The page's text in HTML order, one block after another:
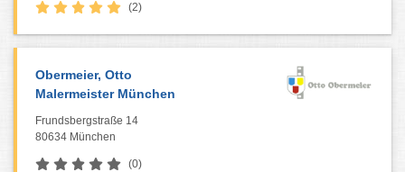
(2)
Obermeier, Otto
Malermeister München
Frundsbergstraße 14
80634 München
(0)